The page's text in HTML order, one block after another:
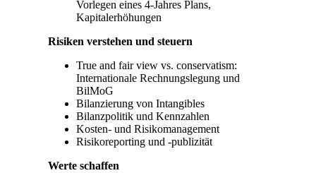
Vorlegen eines 4-Jahres Plans,
Kapitalerhöhungen
Risiken verstehen und steuern
True and fair view vs. conservatism:
Internationale Rechnungslegung und
BilMoG
Bilanzierung von Intangibles
Bilanzpolitik und Kennzahlen
Kosten- und Risikomanagement
Risikoreporting und -publizität
Werte schaffen